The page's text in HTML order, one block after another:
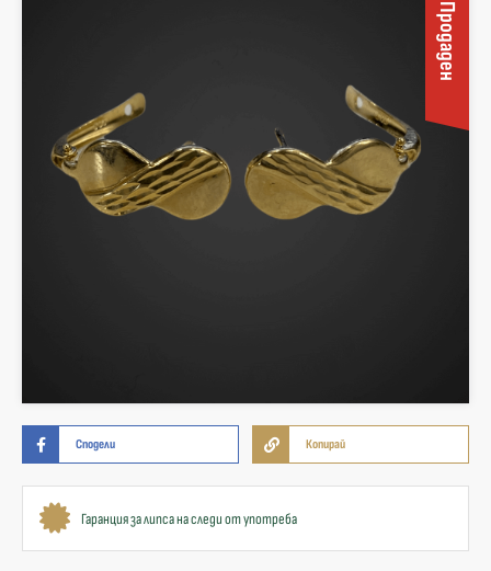
Продаден
Сподели Копирай
Гаранция за липса на следи от употреба